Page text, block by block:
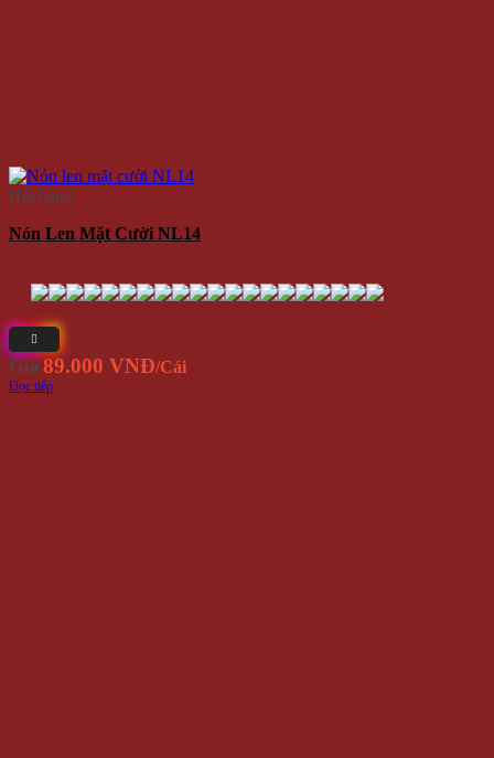
Hết hàng
Nón Len Mặt Cười NL14
Giá89.000 VNĐ/Cái
Đọc tiếp